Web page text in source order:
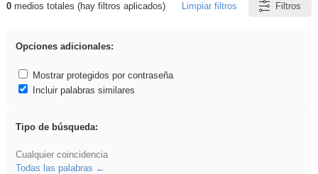
Resultados de: Arquitectura
0medios totales (hay filtros aplicados) Limpiar filtros Filtros
Opciones adicionales:
Mostrar protegidos por contraseña
Incluir palabras similares
Tipo de búsqueda:
Cualquier coincidencia
Todas las palabras